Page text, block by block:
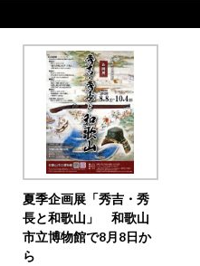
夏季企画展「秀吉・秀
長と和歌山」 和歌山
市立博物館で8月8日か
ら